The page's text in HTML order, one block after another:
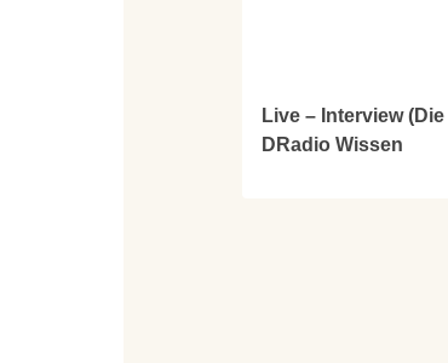
Live – Interview
DRadio Wissen